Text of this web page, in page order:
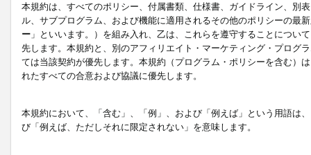
本規約は、すべてのポリシー、付属書類、仕様書、ガイドライン、別
ル、サブプログラム、および機能に適用されるその他のポリシーの最
ー 」といいます。）を組み入れ、乙は、これらを遵守することにつ
先します。本規約と、別のアフィリエイト・マーケティング・プログ
ては当該契約が優先します。本規約（プログラム・ポリシーを含む）
れたすべての合意および協議に優先します。
本規約において、「含む」、「例」、および「例えば」という用語は
び「例えば、ただしそれに限定されない」を意味します。